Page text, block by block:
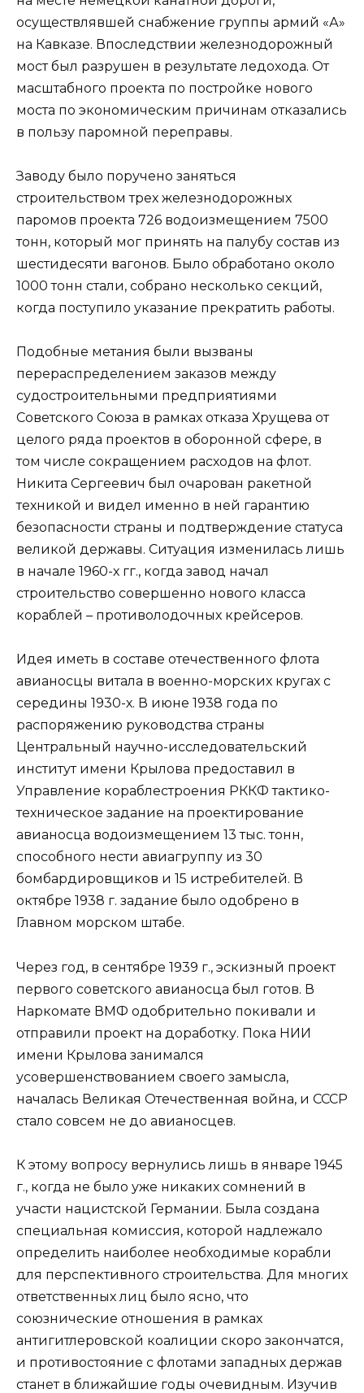
осуществлявшей снабжение группы армий «А»
на Кавказе. Впоследствии железнодорожный
мост был разрушен в результате ледохода. От
масштабного проекта по постройке нового
моста по экономическим причинам отказались
в пользу паромной переправы.
Заводу было поручено заняться
строительством трех железнодорожных
паромов проекта 726 водоизмещением 7500
тонн, который мог принять на палубу состав из
шестидесяти вагонов. Было обработано около
1000 тонн стали, собрано несколько секций,
когда поступило указание прекратить работы.
Подобные метания были вызваны
перераспределением заказов между
судостроительными предприятиями
Советского Союза в рамках отказа Хрущева от
целого ряда проектов в оборонной сфере, в
том числе сокращением расходов на флот.
Никита Сергеевич был очарован ракетной
техникой и видел именно в ней гарантию
безопасности страны и подтверждение статуса
великой державы. Ситуация изменилась лишь
в начале 1960-х гг., когда завод начал
строительство совершенно нового класса
кораблей – противолодочных крейсеров.
Идея иметь в составе отечественного флота
авианосцы витала в военно-морских кругах с
середины 1930-х. В июне 1938 года по
распоряжению руководства страны
Центральный научно-исследовательский
институт имени Крылова предоставил в
Управление кораблестроения РККФ тактико-
техническое задание на проектирование
авианосца водоизмещением 13 тыс. тонн,
способного нести авиагруппу из 30
бомбардировщиков и 15 истребителей. В
октябре 1938 г. задание было одобрено в
Главном морском штабе.
Через год, в сентябре 1939 г., эскизный проект
первого советского авианосца был готов. В
Наркомате ВМФ одобрительно покивали и
отправили проект на доработку. Пока НИИ
имени Крылова занимался
усовершенствованием своего замысла,
началась Великая Отечественная война, и СССР
стало совсем не до авианосцев.
К этому вопросу вернулись лишь в январе 1945
г., когда не было уже никаких сомнений в
участи нацистской Германии. Была создана
специальная комиссия, которой надлежало
определить наиболее необходимые корабли
для перспективного строительства. Для многих
ответственных лиц было ясно, что
союзнические отношения в рамках
антигитлеровской коалиции скоро закончатся,
и противостояние с флотами западных держав
станет в ближайшие годы очевидным. Изучив